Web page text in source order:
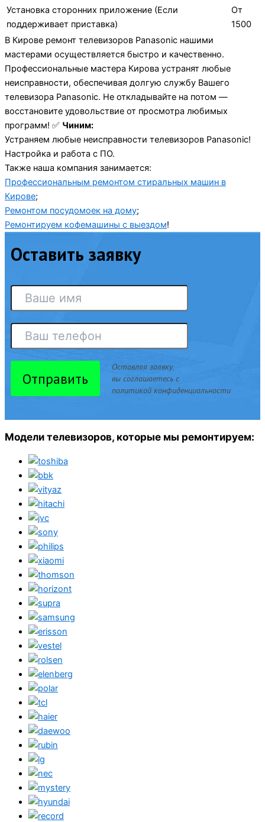
Установка сторонних приложение (Если
поддерживает приставка)
От
1500
В Кирове ремонт телевизоров Panasonic нашими
мастерами осуществляется быстро и качественно.
Профессиональные мастера Кирова устранят любые
неисправности, обеспечивая долгую службу Вашего
телевизора Panasonic. Не откладывайте на потом —
восстановите удовольствие от просмотра любимых
программ! ✅ Чиним:
Устраняем любые неисправности телевизоров Panasonic!
Настройка и работа с ПО.
Также наша компания занимается:
Профессиональным ремонтом стиральных машин в
Кирове;
Ремонтом посудомоек на дому;
Ремонтируем кофемашины с выездом!
Оставить заявку
Отправить
Оставляя заявку,
вы соглашаетесь с
политикой конфиденциальности
Модели телевизоров, которые мы ремонтируем: